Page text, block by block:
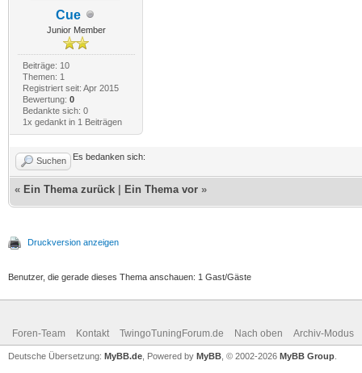
Cue
Junior Member
Beiträge: 10
Themen: 1
Registriert seit: Apr 2015
Bewertung: 0
Bedankte sich: 0
1x gedankt in 1 Beiträgen
Suchen Es bedanken sich:
« Ein Thema zurück Ein Thema vor »
Druckversion anzeigen
Benutzer, die gerade dieses Thema anschauen: 1 Gast/Gäste
Foren-Team Kontakt TwingoTuningForum.de Nach oben Archiv-Modus
Deutsche Übersetzung: MyBB.de , Powered by MyBB , © 2002-2026 MyBB Group